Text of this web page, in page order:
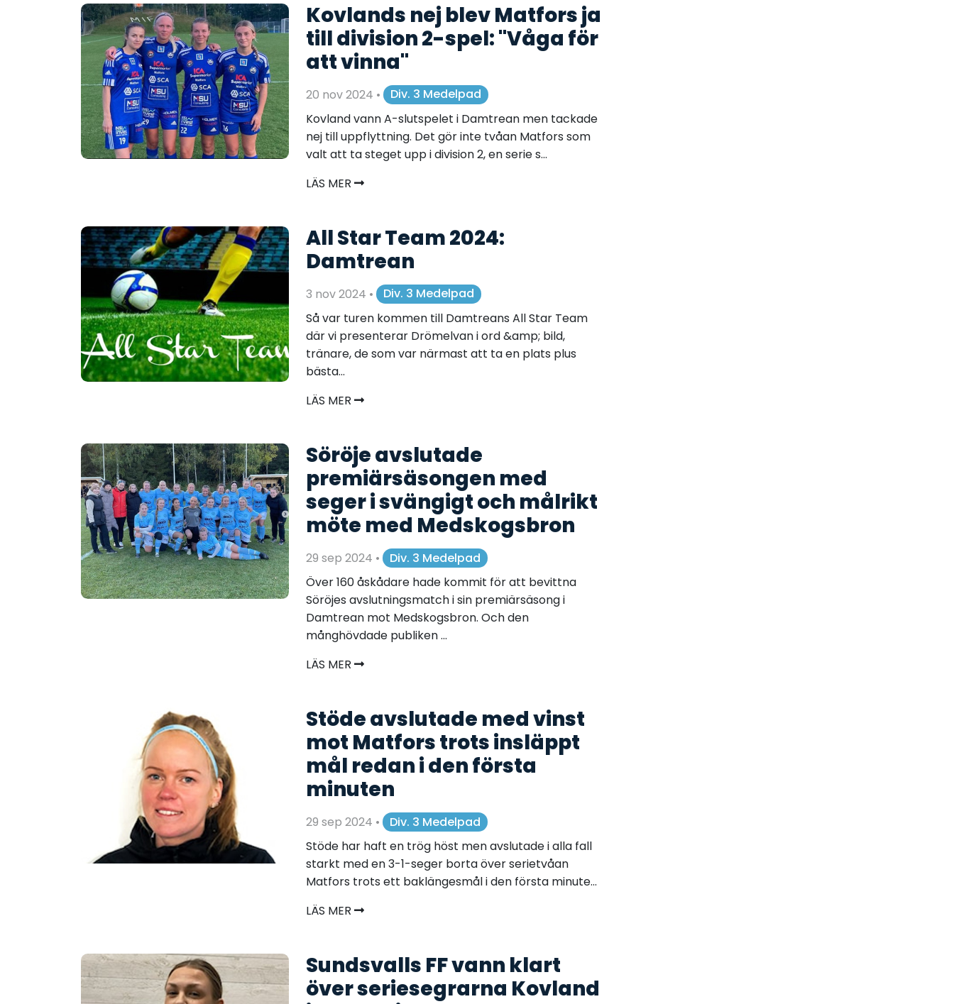
Kovlands nej blev Matfors ja
till division 2-spel: "Våga för
att vinna"
20 nov 2024 •
Div. 3 Medelpad
Kovland vann A-slutspelet i Damtrean men tackade
nej till uppflyttning. Det gör inte tvåan Matfors som
valt att ta steget upp i division 2, en serie s...
LÄS MER
All Star Team 2024:
Damtrean
3 nov 2024 •
Div. 3 Medelpad
Så var turen kommen till Damtreans All Star Team
där vi presenterar Drömelvan i ord &amp; bild,
tränare, de som var närmast att ta en plats plus
bästa...
LÄS MER
Söröje avslutade
premiärsäsongen med
seger i svängigt och målrikt
möte med Medskogsbron
29 sep 2024 •
Div. 3 Medelpad
Över 160 åskådare hade kommit för att bevittna
Söröjes avslutningsmatch i sin premiärsäsong i
Damtrean mot Medskogsbron. Och den
månghövdade publiken ...
LÄS MER
Stöde avslutade med vinst
mot Matfors trots insläppt
mål redan i den första
minuten
29 sep 2024 •
Div. 3 Medelpad
Stöde har haft en trög höst men avslutade i alla fall
starkt med en 3-1-seger borta över serietvåan
Matfors trots ett baklängesmål i den första minute...
LÄS MER
Sundsvalls FF vann klart
över seriesegrarna Kovland